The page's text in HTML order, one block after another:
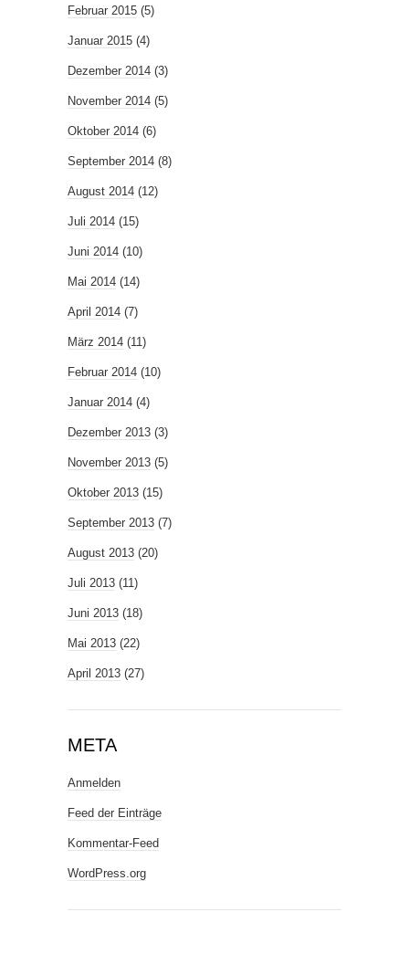
Februar 2015 (5)
Januar 2015 (4)
Dezember 2014 (3)
November 2014 (5)
Oktober 2014 (6)
September 2014 (8)
August 2014 (12)
Juli 2014 (15)
Juni 2014 (10)
Mai 2014 (14)
April 2014 (7)
März 2014 (11)
Februar 2014 (10)
Januar 2014 (4)
Dezember 2013 (3)
November 2013 (5)
Oktober 2013 (15)
September 2013 (7)
August 2013 (20)
Juli 2013 (11)
Juni 2013 (18)
Mai 2013 (22)
April 2013 (27)
META
Anmelden
Feed der Einträge
Kommentar-Feed
WordPress.org